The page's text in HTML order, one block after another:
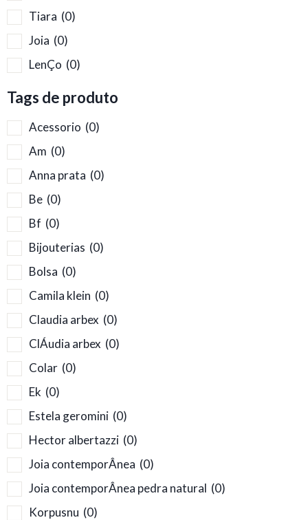
Tiara (0)
Joia (0)
LenÇo (0)
Tags de produto
Acessorio (0)
Am (0)
Anna prata (0)
Be (0)
Bf (0)
Bijouterias (0)
Bolsa (0)
Camila klein (0)
Claudia arbex (0)
ClÁudia arbex (0)
Colar (0)
Ek (0)
Estela geromini (0)
Hector albertazzi (0)
Joia contemporÂnea (0)
Joia contemporÂnea pedra natural (0)
Korpusnu (0)